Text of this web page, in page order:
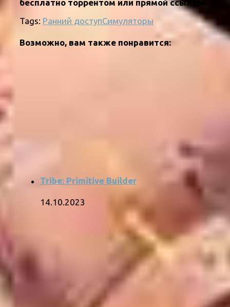
бесплатно торрентом или прямой ссылкой.
Tags: Ранний доступСимуляторы
Возможно, вам также понравится:
Tribe: Primitive Builder
14.10.2023